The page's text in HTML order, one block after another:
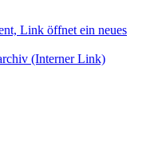
Link öffnet ein neues
(Interner Link)